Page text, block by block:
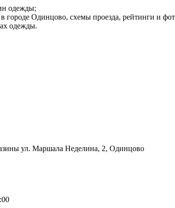
одежды;
городе Одинцово, схемы проезда, рейтинги и
одежды.
ул. Маршала Неделина, 2, Одинцово